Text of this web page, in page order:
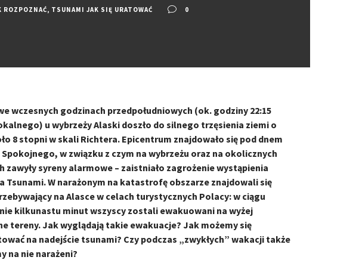
ROZPOZNAĆ, TSUNAMI JAK SIĘ URATOWAĆ 0
wczesnych godzinach przedpołudniowych (ok. godziny 22:15
u wybrzeży Alaski doszło do silnego trzęsienia ziemi o
8 stopni w skali Richtera. Epicentrum znajdowało się pod dnem
Spokojnego, w związku z czym na wybrzeżu oraz na okolicznych
zawyły syreny alarmowe – zaistniało zagrożenie wystąpienia
Tsunami. W narażonym na katastrofę obszarze znajdowali się
na Alasce w celach turystycznych Polacy: w ciągu
kilkunastu minut wszyscy zostali ewakuowani na wyżej
tereny. Jak wyglądają takie ewakuacje? Jak możemy się
na nadejście tsunami? Czy podczas „zwykłych” wakacji także
na nie narażeni?